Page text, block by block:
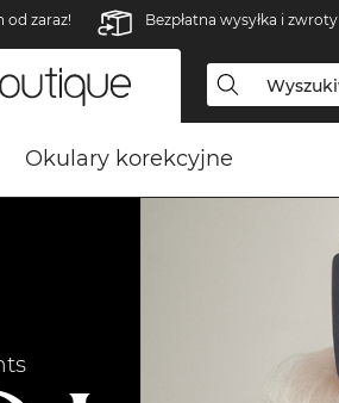
zaraz! Bezpłatna wysyłka i zwroty
Okulary korekcyjne